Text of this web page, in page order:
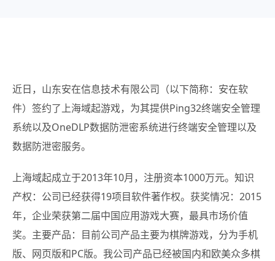
近日，山东安在信息技术有限公司（以下简称：安在软
件）签约了上海域起游戏， 为其提供Ping32终端安全管理
系统以及OneDLP数据防泄密系统进行终端安全管理以及
数据防泄密服务。
上海域起成立于2013年10月，注册资本1000万元。知识
产权：公司已经获得19项目软件著作权。获奖情况：2015
年，企业荣获第二届中国应用游戏大赛，最具市场价值
奖。主要产品：目前公司产品主要为棋牌游戏，分为手机
版、网页版和PC版。我公司产品已经被国内和欧美众多棋